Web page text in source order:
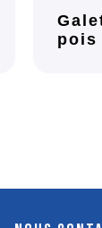
pois